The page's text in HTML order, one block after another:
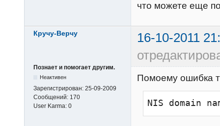
что можете еще
Кручу-Верчу
16-10-2011
Познает и помогает другим.
Неактивен
Зарегистрирован: 25-09-2009
Сообщений: 170
User Karma: 0
Помоему ошибка
NIS domain